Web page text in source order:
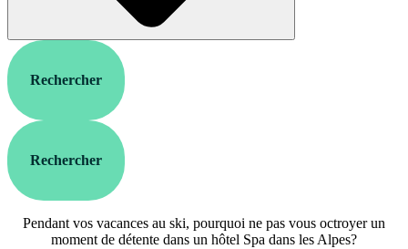
Rechercher
Rechercher
Pendant vos vacances au ski, pourquoi ne pas vous octroyer un
moment de détente dans un hôtel Spa dans les Alpes?